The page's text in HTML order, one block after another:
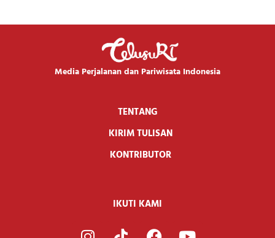
Media Perjalanan dan Pariwisata Indonesia
TENTANG
KIRIM TULISAN
KONTRIBUTOR
IKUTI KAMI